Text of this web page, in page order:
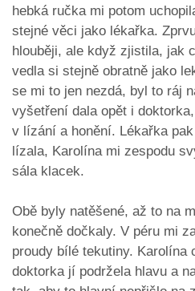
hebká ručka mi potom
stejné věci jako lékařka.
hlouběji, ale když zjistila, jak
vedla si stejně obratně jako
se mi to jen nezdá, byl to ráj
vyšetření dala opět i
v lízání a honění. Lékařka
lízala, Karolína mi zespodu
sála klacek.
Obě byly natěšené, až to na
konečně dočkaly. V péru mi
proudy bílé tekutiny. Karolína
doktorka jí podržela hlavu a